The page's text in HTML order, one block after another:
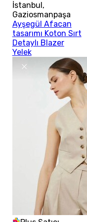
İstanbul ,
Gaziosmanpaşa
Ayşegül Afacan
tasarımı Koton Sırt
Detaylı Blazer
Yelek